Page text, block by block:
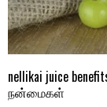
nellikai juice
நன்மைகள்